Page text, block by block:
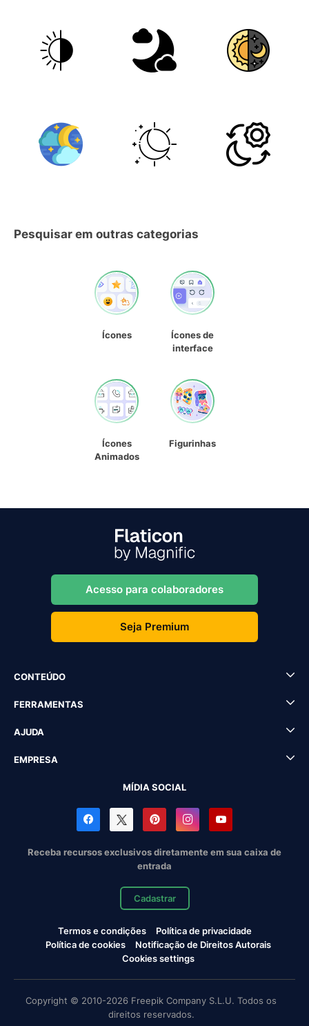
Pesquisar em outras categorias
Ícones
Ícones de
interface
Ícones
Animados
Figurinhas
Acesso para colaboradores
Seja Premium
CONTEÚDO
FERRAMENTAS
AJUDA
EMPRESA
MÍDIA SOCIAL
Receba recursos exclusivos diretamente em sua caixa de
entrada
Cadastrar
Termos e condições
Política de privacidade
Política de cookies
Notificação de Direitos Autorais
Cookies settings
Copyright © 2010-2026 Freepik Company S.L.U. Todos os
direitos reservados.